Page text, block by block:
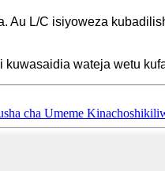
Au L/C isiyoweza
wateja wetu
cha Umeme